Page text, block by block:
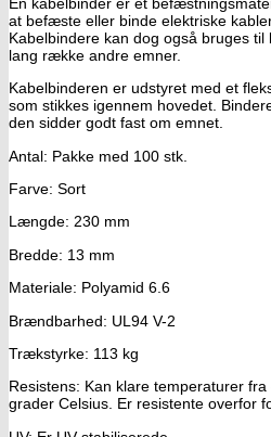
at befæste eller binde elektriske
Kabelbindere kan dog også bruges
lang række andre emner.
Kabelbinderen er udstyret med et
som stikkes igennem hovedet.
den sidder godt fast om emnet.
Antal: Pakke med 100 stk.
Farve: Sort
Længde: 230 mm
Bredde: 13 mm
Materiale: Polyamid 6.6
Brændbarhed: UL94 V-2
Trækstyrke: 113 kg
Resistens: Kan klare temperaturer
grader Celsius. Er resistente overfor